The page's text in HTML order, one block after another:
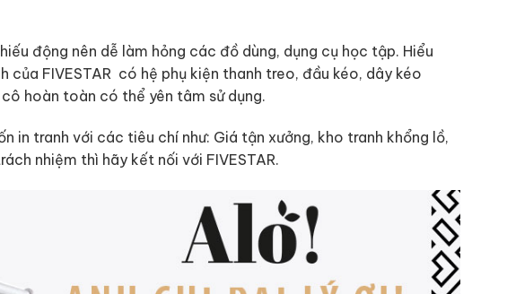
động nên dễ làm hỏng các đồ dùng, dụng cụ học tập. Hiểu
của FIVESTAR có hệ phụ kiện thanh treo, đầu kéo, dây kéo
hoàn toàn có thể yên tâm sử dụng.
in tranh với các tiêu chí như: Giá tận xưởng, kho tranh khổng lồ,
nhiệm thì hãy kết nối với FIVESTAR.